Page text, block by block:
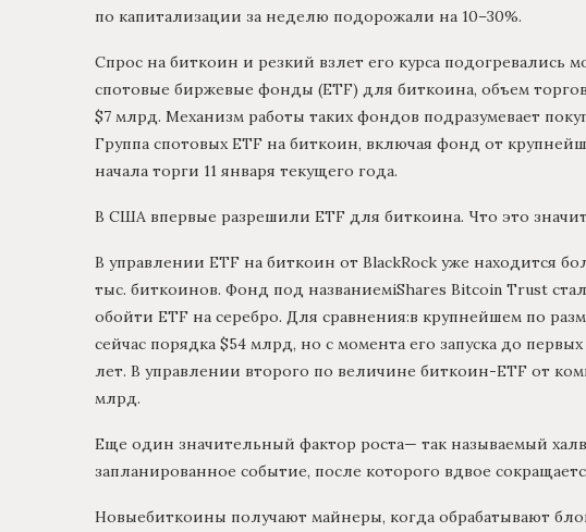
по капитализации за неделю подорожали на 10–30%.
Спрос на биткоин и резкий взлет его курса подогревались
спотовые биржевые фонды (ETF) для биткоина, объем
$7 млрд. Механизм работы таких фондов подразумевает
Группа спотовых ETF на биткоин, включая фонд от
начала торги 11 января текущего года.
В США впервые разрешили ETF для биткоина. Что это значит
В управлении ETF на биткоин от BlackRock уже находится
тыс. биткоинов. Фонд под названиемiShares Bitcoin Trust
обойти ETF на серебро. Для сравнения:в крупнейшем по
сейчас порядка $54 млрд, но с момента его запуска до
лет. В управлении второго по величине биткоин-ETF от
млрд.
Еще один значительный фактор роста— так называемый
запланированное событие, после которого вдвое
Новыебиткоины получают майнеры, когда обрабатывают